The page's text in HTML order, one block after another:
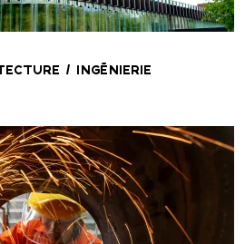
/ INGÉNIERIE